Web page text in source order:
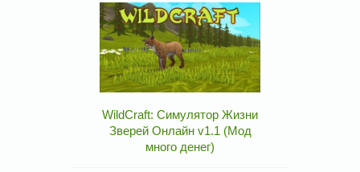
WildCraft: Симулятор Жизни
Зверей Онлайн v1.1 (Мод
много денег)